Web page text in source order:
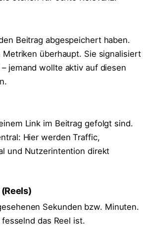
Beitrag abgespeichert haben.
überhaupt. Sie signalisiert
jemand wollte aktiv auf diesen
Link im Beitrag gefolgt sind.
Hier werden Traffic,
und Nutzerintention direkt
Sekunden bzw. Minuten.
das Reel ist.